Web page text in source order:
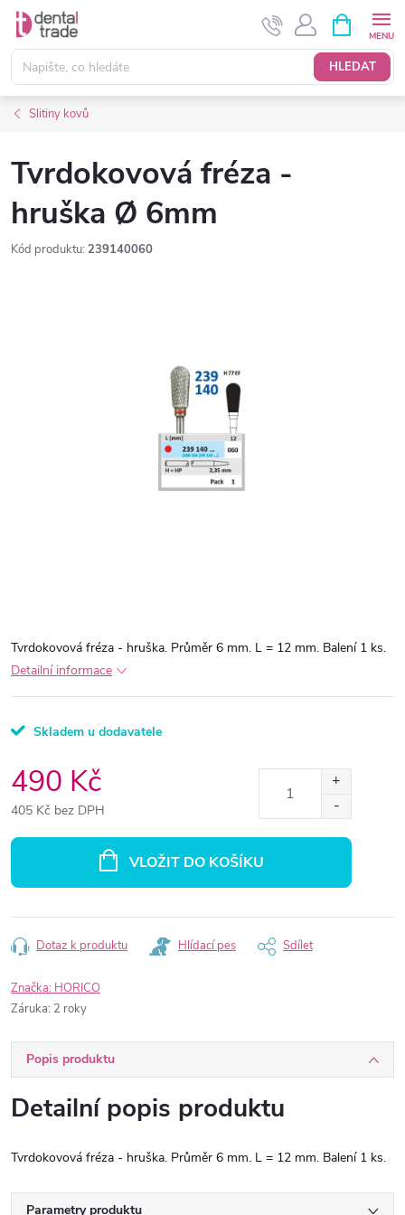
Přejít
obsah
HLEDAT
NÁKUPNÍ
KOŠÍK
Slitiny kovů
Tvrdokovová fréza -
hruška Ø 6mm
Kód produktu: 239140060
Tvrdokovová fréza - hruška. Průměr 6 mm. L = 12 mm. Balení 1 ks.
Detailní informace
Skladem u dodavatele
490 Kč
405 Kč bez DPH
VLOŽIT DO KOŠÍKU
Dotaz k produktu Hlídací pes Sdílet
Značka: HORICO
Záruka: 2 roky
Popis produktu
Detailní popis produktu
Tvrdokovová fréza - hruška. Průměr 6 mm. L = 12 mm. Balení 1 ks.
Parametry produktu